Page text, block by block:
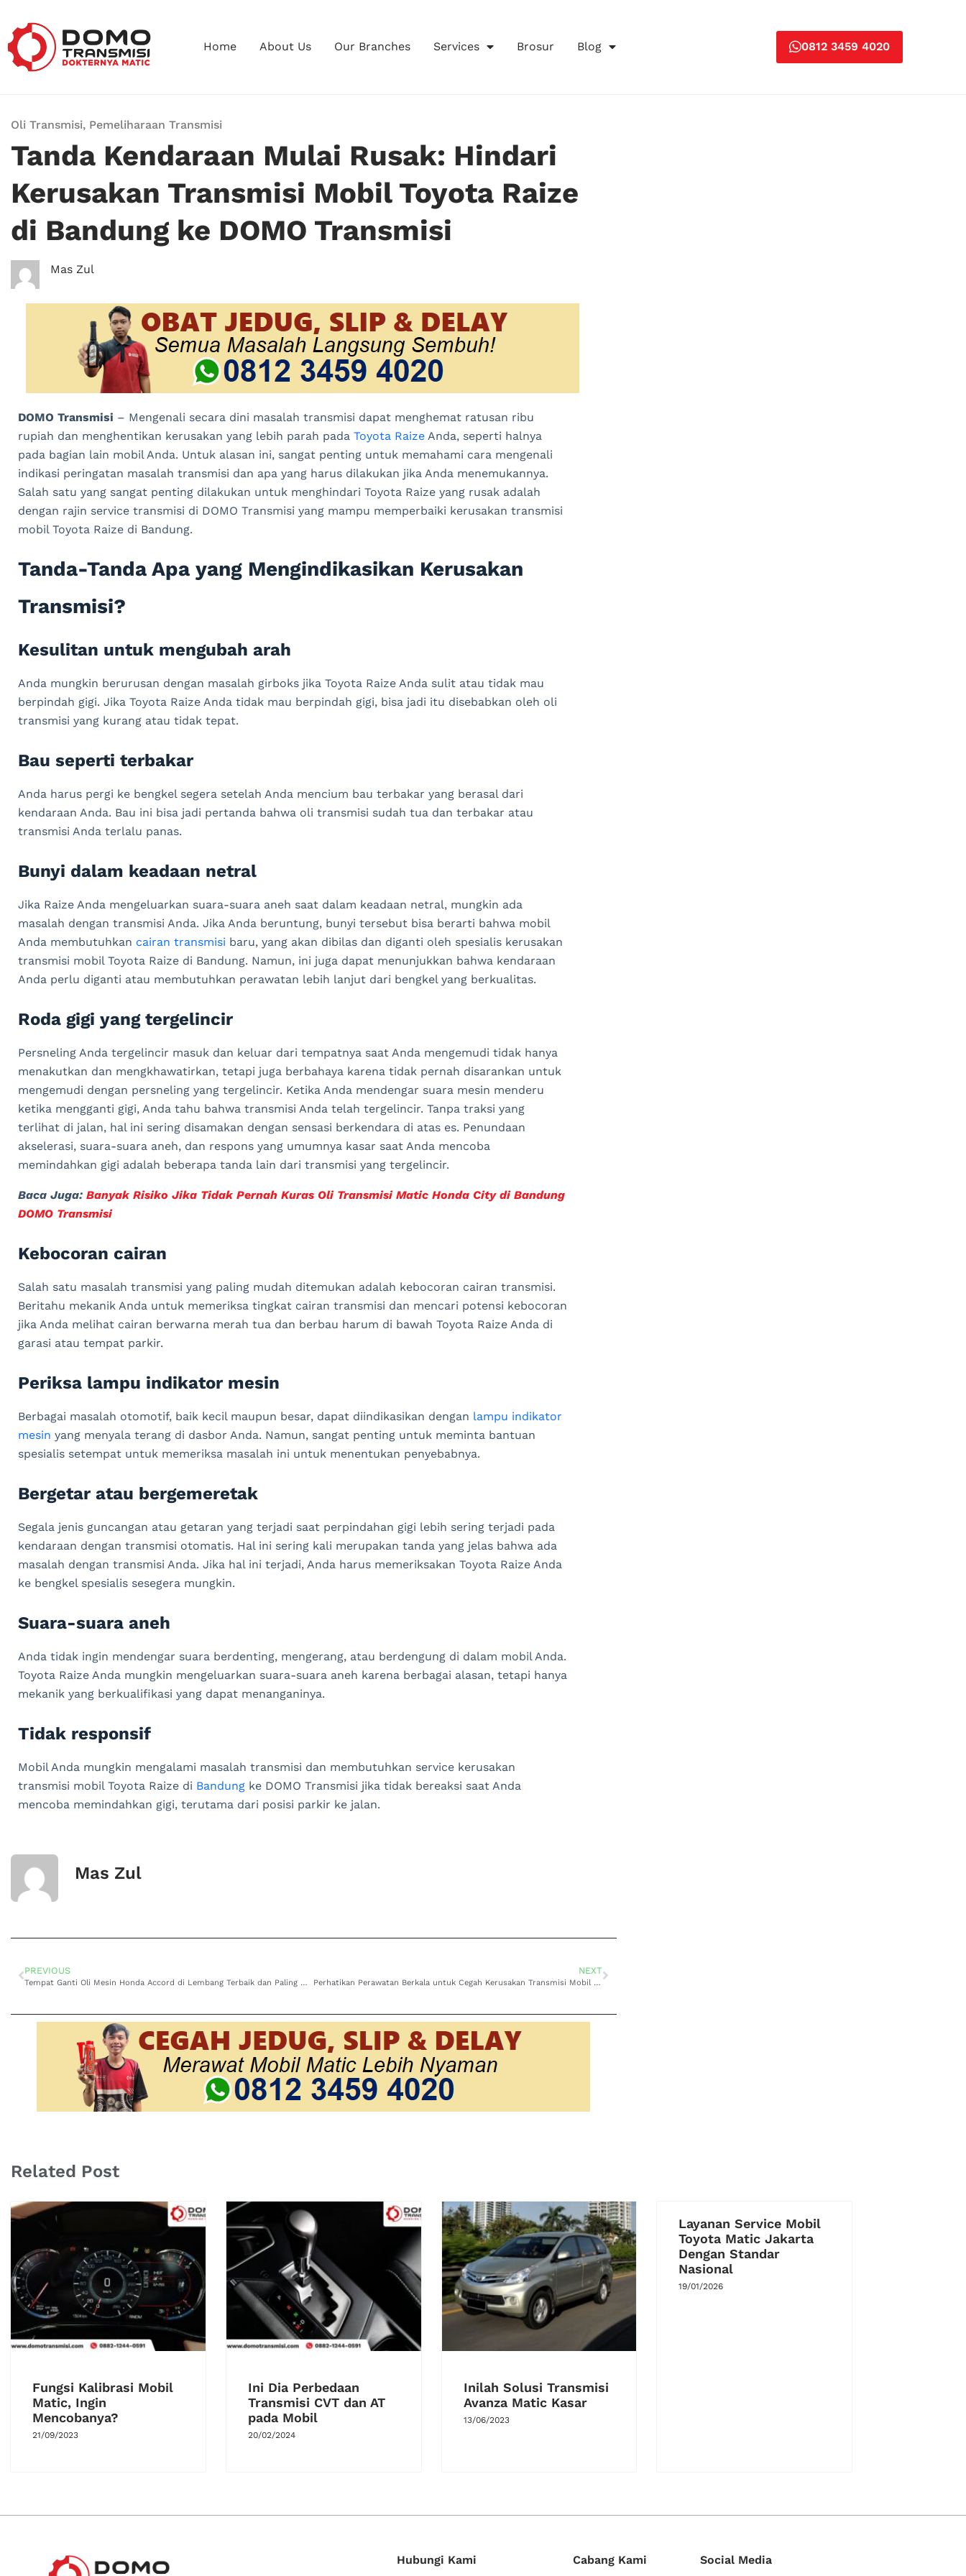
Home About Us Our Branches Services Brosur Blog 0812 3459 4020
Oli Transmisi, Pemeliharaan Transmisi
Tanda Kendaraan Mulai Rusak: Hindari
Kerusakan Transmisi Mobil Toyota Raize
di Bandung ke DOMO Transmisi
Mas Zul
DOMO Transmisi – Mengenali secara dini masalah transmisi dapat menghemat ratusan ribu
rupiah dan menghentikan kerusakan yang lebih parah pada Toyota Raize Anda, seperti halnya
pada bagian lain mobil Anda. Untuk alasan ini, sangat penting untuk memahami cara mengenali
indikasi peringatan masalah transmisi dan apa yang harus dilakukan jika Anda menemukannya.
Salah satu yang sangat penting dilakukan untuk menghindari Toyota Raize yang rusak adalah
dengan rajin service transmisi di DOMO Transmisi yang mampu memperbaiki kerusakan transmisi
mobil Toyota Raize di Bandung.
Tanda-Tanda Apa yang Mengindikasikan Kerusakan
Transmisi?
Kesulitan untuk mengubah arah
Anda mungkin berurusan dengan masalah girboks jika Toyota Raize Anda sulit atau tidak mau
berpindah gigi. Jika Toyota Raize Anda tidak mau berpindah gigi, bisa jadi itu disebabkan oleh oli
transmisi yang kurang atau tidak tepat.
Bau seperti terbakar
Anda harus pergi ke bengkel segera setelah Anda mencium bau terbakar yang berasal dari
kendaraan Anda. Bau ini bisa jadi pertanda bahwa oli transmisi sudah tua dan terbakar atau
transmisi Anda terlalu panas.
Bunyi dalam keadaan netral
Jika Raize Anda mengeluarkan suara-suara aneh saat dalam keadaan netral, mungkin ada
masalah dengan transmisi Anda. Jika Anda beruntung, bunyi tersebut bisa berarti bahwa mobil
Anda membutuhkan cairan transmisi baru, yang akan dibilas dan diganti oleh spesialis kerusakan
transmisi mobil Toyota Raize di Bandung. Namun, ini juga dapat menunjukkan bahwa kendaraan
Anda perlu diganti atau membutuhkan perawatan lebih lanjut dari bengkel yang berkualitas.
Roda gigi yang tergelincir
Persneling Anda tergelincir masuk dan keluar dari tempatnya saat Anda mengemudi tidak hanya
menakutkan dan mengkhawatirkan, tetapi juga berbahaya karena tidak pernah disarankan untuk
mengemudi dengan persneling yang tergelincir. Ketika Anda mendengar suara mesin menderu
ketika mengganti gigi, Anda tahu bahwa transmisi Anda telah tergelincir. Tanpa traksi yang
terlihat di jalan, hal ini sering disamakan dengan sensasi berkendara di atas es. Penundaan
akselerasi, suara-suara aneh, dan respons yang umumnya kasar saat Anda mencoba
memindahkan gigi adalah beberapa tanda lain dari transmisi yang tergelincir.
Baca Juga: Banyak Risiko Jika Tidak Pernah Kuras Oli Transmisi Matic Honda City di Bandung
DOMO Transmisi
Kebocoran cairan
Salah satu masalah transmisi yang paling mudah ditemukan adalah kebocoran cairan transmisi.
Beritahu mekanik Anda untuk memeriksa tingkat cairan transmisi dan mencari potensi kebocoran
jika Anda melihat cairan berwarna merah tua dan berbau harum di bawah Toyota Raize Anda di
garasi atau tempat parkir.
Periksa lampu indikator mesin
Berbagai masalah otomotif, baik kecil maupun besar, dapat diindikasikan dengan lampu indikator
mesin yang menyala terang di dasbor Anda. Namun, sangat penting untuk meminta bantuan
spesialis setempat untuk memeriksa masalah ini untuk menentukan penyebabnya.
Bergetar atau bergemeretak
Segala jenis guncangan atau getaran yang terjadi saat perpindahan gigi lebih sering terjadi pada
kendaraan dengan transmisi otomatis. Hal ini sering kali merupakan tanda yang jelas bahwa ada
masalah dengan transmisi Anda. Jika hal ini terjadi, Anda harus memeriksakan Toyota Raize Anda
ke bengkel spesialis sesegera mungkin.
Suara-suara aneh
Anda tidak ingin mendengar suara berdenting, mengerang, atau berdengung di dalam mobil Anda.
Toyota Raize Anda mungkin mengeluarkan suara-suara aneh karena berbagai alasan, tetapi hanya
mekanik yang berkualifikasi yang dapat menanganinya.
Tidak responsif
Mobil Anda mungkin mengalami masalah transmisi dan membutuhkan service kerusakan
transmisi mobil Toyota Raize di Bandung ke DOMO Transmisi jika tidak bereaksi saat Anda
mencoba memindahkan gigi, terutama dari posisi parkir ke jalan.
Mas Zul
PREVIOUS
Tempat Ganti Oli Mesin Honda Accord di Lembang Terbaik dan Paling Direkomendasikan
NEXT
Perhatikan Perawatan Berkala untuk Cegah Kerusakan Transmisi Mobil Toyota Sienta di Ciwidey
Related Post
Fungsi Kalibrasi Mobil
Matic, Ingin
Mencobanya?
21/09/2023
Ini Dia Perbedaan
Transmisi CVT dan AT
pada Mobil
20/02/2024
Inilah Solusi Transmisi
Avanza Matic Kasar
13/06/2023
Layanan Service Mobil
Toyota Matic Jakarta
Dengan Standar
Nasional
19/01/2026
Hubungi Kami Cabang Kami Social Media